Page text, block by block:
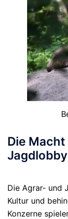
Die
Die Agrar- und
Kultur und
Konzerne